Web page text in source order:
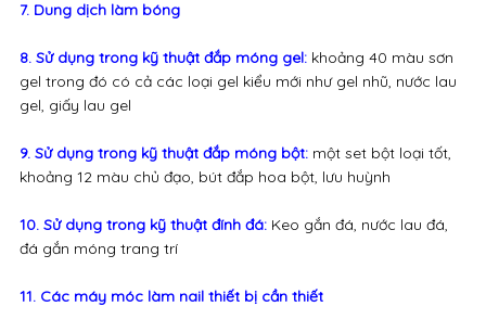
7. Dung dịch làm bóng
8. Sử dụng trong kỹ thuật đắp móng gel: khoảng 40 màu sơn
gel trong đó có cả các loại gel kiểu mới như gel nhũ, nước lau
gel, giấy lau gel
9. Sử dụng trong kỹ thuật đắp móng bột:một set bột loại tốt,
khoảng 12 màu chủ đạo, bút đắp hoa bột, lưu huỳnh
10. Sử dụng trong kỹ thuật đính đá:Keo gắn đá, nước lau đá,
đá gắn móng trang trí
11. Các máy móc làm nail thiết bị cần thiết